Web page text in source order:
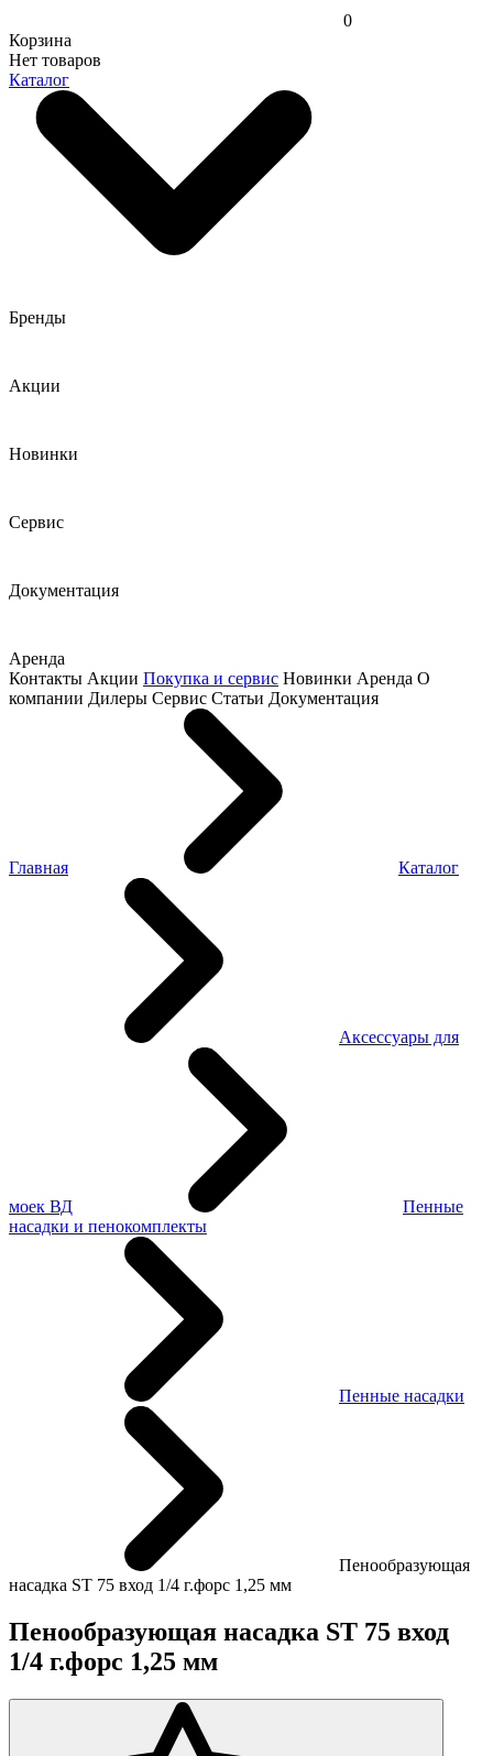
0
Корзина
Нет товаров
Каталог
Бренды
Акции
Новинки
Сервис
Документация
Аренда
Контакты Акции Покупка и сервис Новинки Аренда О
компании Дилеры Сервис Статьи Документация
Главная Каталог
Аксессуары для
моек ВД
Пенные
насадки и пенокомплекты
Пенные насадки
Пенообразующая
насадка ST 75 вход 1/4 г.форс 1,25 мм
Пенообразующая насадка ST 75 вход
1/4 г.форс 1,25 мм